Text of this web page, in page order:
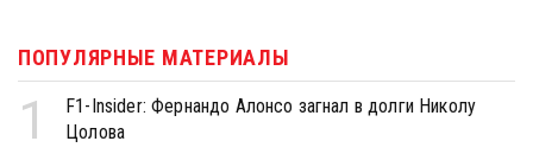
ПОПУЛЯРНЫЕ МАТЕРИАЛЫ
1
F1-Insider: Фернандо Алонсо загнал в долги Николу
Цолова